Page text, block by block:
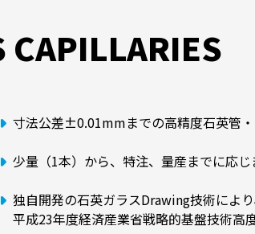
CAPILLARIES
寸法公差±0.01mmまでの高精度石英管・
少量（1本）から、特注、量産までに応
独自開発の石英ガラスDrawing技術によ
平成23年度経済産業省戦略的基盤技術高